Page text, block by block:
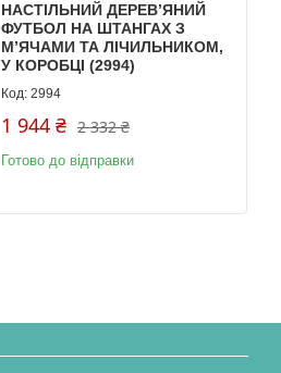
НАСТІЛЬНИЙ ДЕРЕВ’ЯНИЙ
ФУТБОЛ НА ШТАНГАХ З
М’ЯЧАМИ ТА ЛІЧИЛЬНИКОМ,
У КОРОБЦІ (2994)
2994
2 332 ₴
1 944 ₴
Готово до відправки